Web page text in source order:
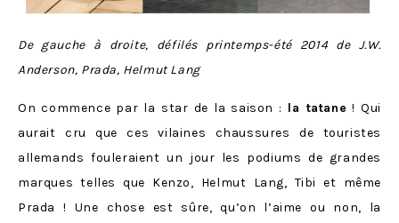
De gauche à droite, défilés printemps-été 2014 de J.W.
Anderson, Prada, Helmut Lang
On commence par la star de la saison : la tatane ! Qui
aurait cru que ces vilaines chaussures de touristes
allemands fouleraient un jour les podiums de grandes
marques telles que Kenzo, Helmut Lang, Tibi et même
Prada ! Une chose est sûre, qu’on l’aime ou non, la